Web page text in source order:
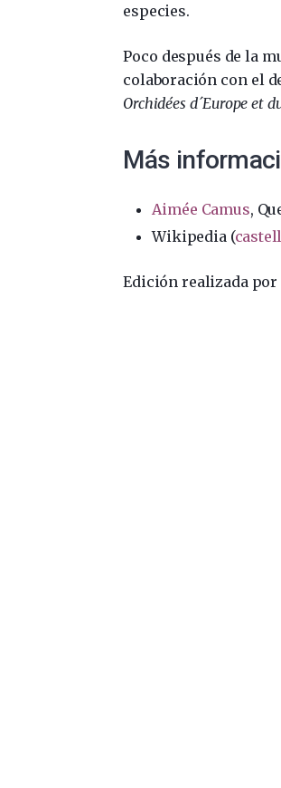
especies.
Poco después de la
colaboración con el
Orchidées d´Europe et
Más
Aimée Camus,
Wikipedia (
Edición realizada por